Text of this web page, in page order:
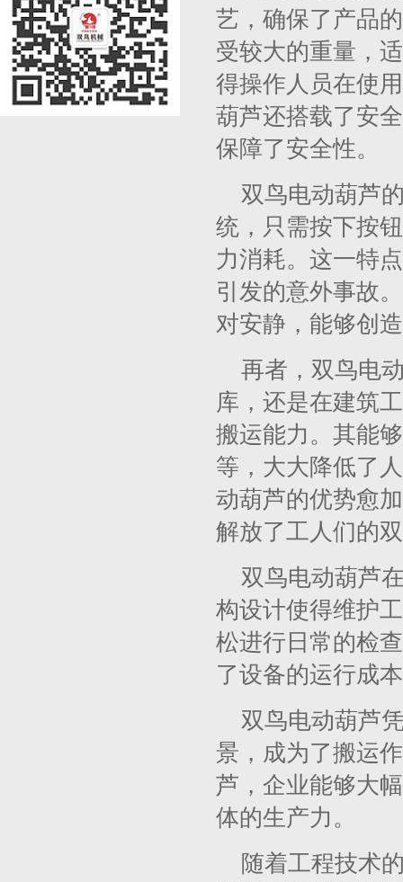
艺，确保了产品
受较大的重量，
得操作人员在使
葫芦还搭载了安
保障了安全性。
双鸟电动葫芦
统，只需按下按
力消耗。这一特
引发的意外事故
对安静，能够创
再者，双鸟电
库，还是在建筑
搬运能力。其能
等，大大降低了
动葫芦的优势愈
解放了工人们的
双鸟电动葫芦
构设计使得维护
松进行日常的检
了设备的运行成
双鸟电动葫芦
景，成为了搬运
芦，企业能够大
体的生产力。
随着工程技术